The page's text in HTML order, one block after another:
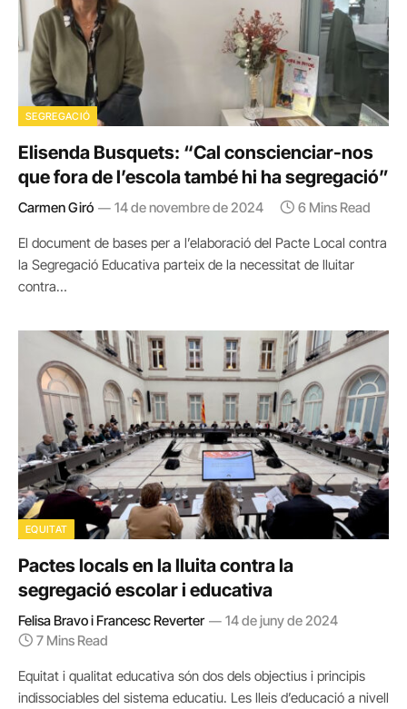
SEGREGACIÓ
Elisenda Busquets: “Cal conscienciar-nos
que fora de l’escola també hi ha segregació”
Carmen Giró 14 de novembre de 2024 6 Mins Read
El document de bases per a l’elaboració del Pacte Local contra
la Segregació Educativa parteix de la necessitat de lluitar
contra…
EQUITAT
Pactes locals en la lluita contra la
segregació escolar i educativa
Felisa Bravo i Francesc Reverter
14 de juny de 2024
7 Mins Read
Equitat i qualitat educativa són dos dels objectius i principis
indissociables del sistema educatiu. Les lleis d’educació a nivell